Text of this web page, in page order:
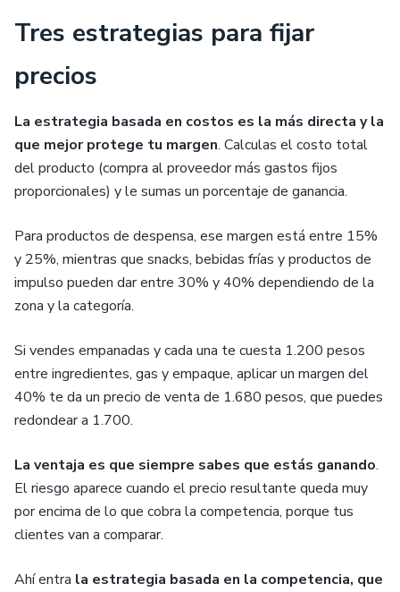
Tres estrategias para fijar
precios
La estrategia basada en costos es la más directa y la
que mejor protege tu margen. Calculas el costo total
del producto (compra al proveedor más gastos fijos
proporcionales) y le sumas un porcentaje de ganancia.
Para productos de despensa, ese margen está entre 15%
y 25%, mientras que snacks, bebidas frías y productos de
impulso pueden dar entre 30% y 40% dependiendo de la
zona y la categoría.
Si vendes empanadas y cada una te cuesta 1.200 pesos
entre ingredientes, gas y empaque, aplicar un margen del
40% te da un precio de venta de 1.680 pesos, que puedes
redondear a 1.700.
La ventaja es que siempre sabes que estás ganando.
El riesgo aparece cuando el precio resultante queda muy
por encima de lo que cobra la competencia, porque tus
clientes van a comparar.
Ahí entra la estrategia basada en la competencia, que